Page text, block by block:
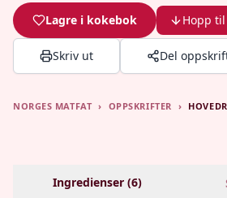
Lagre i kokebok Hopp
Skriv ut Del
NORGES MATFAT › OPPSKRIFTER ›
Ingredienser (6)